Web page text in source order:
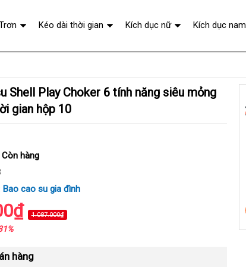
gian hộp 10
Còn hàng
Bao cao su gia đình
1.087.000₫
hàng
Kéo dài thời gian Kích dục nữ Kích dục nam